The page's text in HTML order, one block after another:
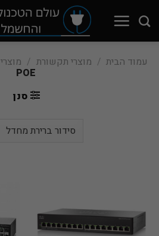
עמוד הבית / מוצרי תקשורת / מוצרי CISCO
POE
סנן